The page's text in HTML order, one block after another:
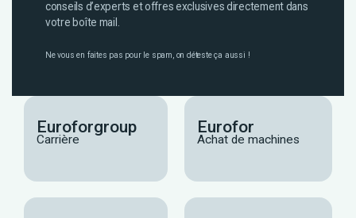
conseils d’experts et offres exclusives directement dans
votre boîte mail.
Ne vous en faites pas pour le spam, on déteste ça aussi !
Euroforgroup
Carrière
Eurofor
Achat de machines